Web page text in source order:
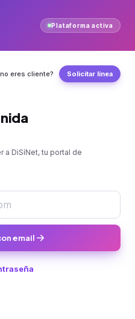
Plataforma activa
eres cliente? Solicitar línea
a DiSíNet, tu portal de
email